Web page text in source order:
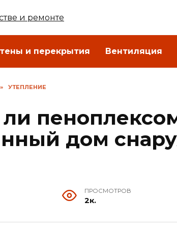
и перекрытия Вентиляция
» УТЕПЛЕНИЕ
дом
ПРОСМОТРОВ
2к.